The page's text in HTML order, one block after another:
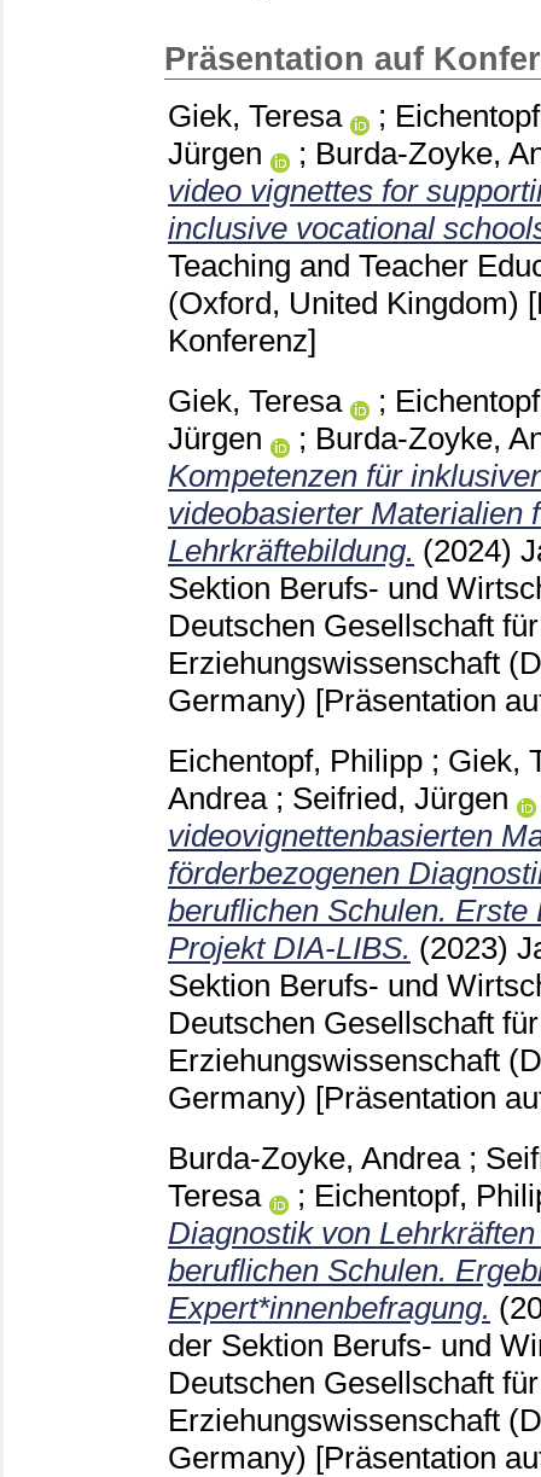
Präsentation auf
Giek, Teresa ;
Jürgen
; Burda-Zoyke,
video vignettes for
inclusive vocational
Teaching and Teacher
(Oxford, United Kingdom)
Konferenz]
Giek, Teresa
;
Jürgen
; Burda-Zoyke,
Kompetenzen für
videobasierter Materialien
Lehrkräftebildung. (2024)
Sektion Berufs- und
Deutschen Gesellschaft für
Erziehungswissenschaft
Germany) [Präsentation
Eichentopf, Philipp ; Giek,
Andrea; Seifried, Jürgen
videovignettenbasierten
förderbezogenen
beruflichen Schulen.
Projekt DIA-LIBS. (2023)
Sektion Berufs- und
Deutschen Gesellschaft für
Erziehungswissenschaft
Germany) [Präsentation
Burda-Zoyke, Andrea;
Teresa
; Eichentopf,
Diagnostik von
beruflichen Schulen.
Expert*innenbefragung.
der Sektion Berufs- und
Deutschen Gesellschaft für
Erziehungswissenschaft
Germany) [Präsentation